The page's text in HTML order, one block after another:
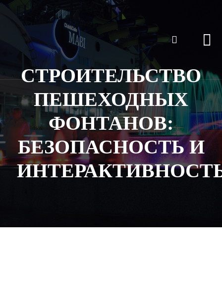
СТРОИТЕЛЬСТВО
ПЕШЕХОДНЫХ
ФОНТАНОВ:
БЕЗОПАСНОСТЬ И